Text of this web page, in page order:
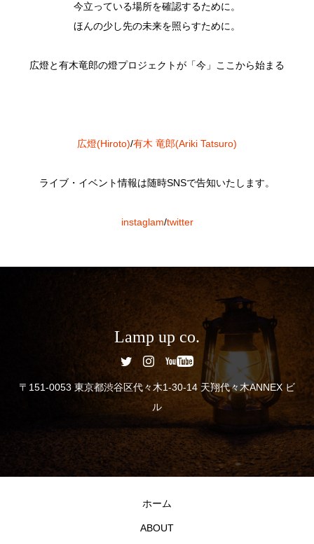
今立っている場所を確認するために。
ほんの少し先の未来を照らすために。
広燈と有木竜郎の燈プロジェクトが「今」ここから始まる
広燈(Hiroto)/有木 竜郎(Ariki Tatsuro)
ライブ・イベント情報は随時SNSで告知いたします。
instaglam/twitter
Lamp up co.
〒151-0053 東京都渋谷区代々木1-30-14 天翔代々木ANNEX ビ
ル
ホーム
ABOUT